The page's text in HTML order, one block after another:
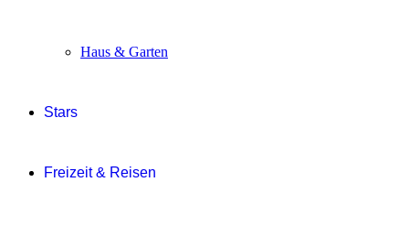
Haus & Garten
Stars
Freizeit & Reisen